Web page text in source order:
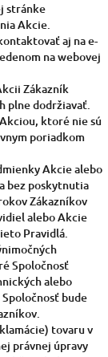
stránke
Akcie.
aj na e-
na webovej
Zákazník
plne dodržiavať.
ktoré nie sú
poriadkom
Akcie alebo
bez poskytnutia
Zákazníkov
alebo Akcie
Pravidlá.
Spoločnosť
alebo
bude
tovaru v
právnej úpravy